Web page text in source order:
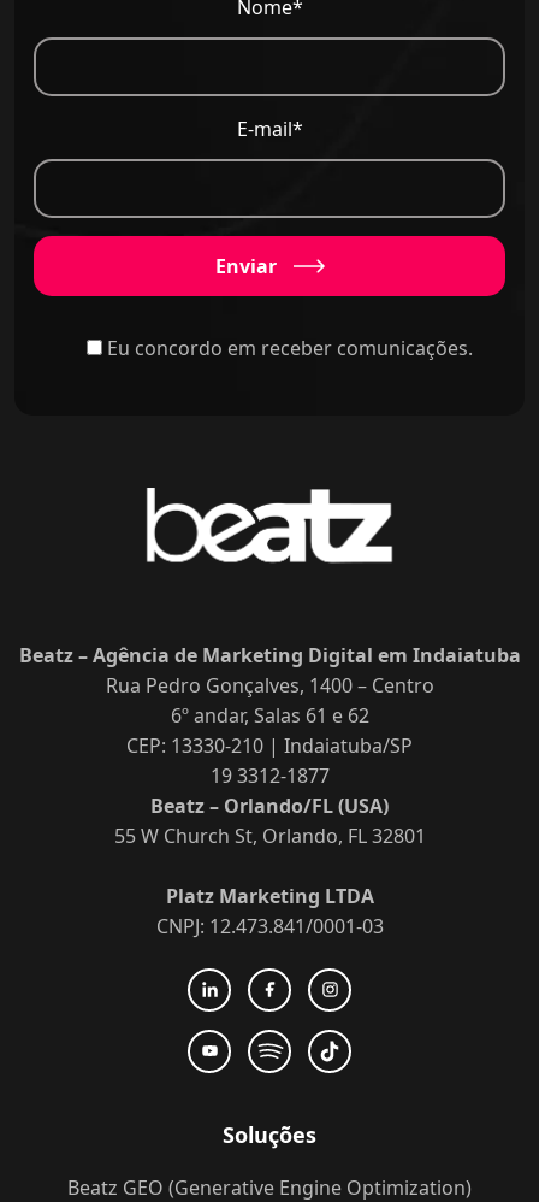
Nome*
E-mail*
Enviar
Eu concordo em receber comunicações.
Beatz – Agência de Marketing Digital em Indaiatuba
Rua Pedro Gonçalves, 1400 – Centro
6º andar, Salas 61 e 62
CEP: 13330-210 | Indaiatuba/SP
19 3312-1877
Beatz – Orlando/FL (USA)
55 W Church St, Orlando, FL 32801
Platz Marketing LTDA
CNPJ: 12.473.841/0001-03
Soluções
Beatz GEO (Generative Engine Optimization)